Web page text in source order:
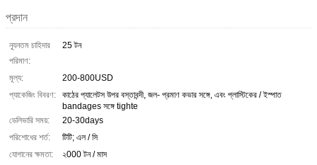
প্রদান
ন্যূনতম চাহিদার
পরিমাণ:
25 টন
মূল্য:
200-800USD
প্যাকেজিং বিবরণ:
কাঠের প্যালেটস উপর বস্তাবন্দী, জল- প্রমাণ কভার সঙ্গে, এবং প্লাস্টিকের / ইস্পাত
bandages সঙ্গে tighte
ডেলিভারি সময়:
20-30days
পরিশোধের শর্ত:
টিটি; এল / সি
যোগানের ক্ষমতা:
২000 টন / মাস